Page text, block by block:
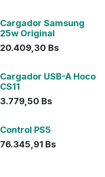
Agotado
Cargador Samsung
25w Original
20.409,30 Bs
Cargador USB-A Hoco
CS11
3.779,50 Bs
Control PS5
76.345,91 Bs